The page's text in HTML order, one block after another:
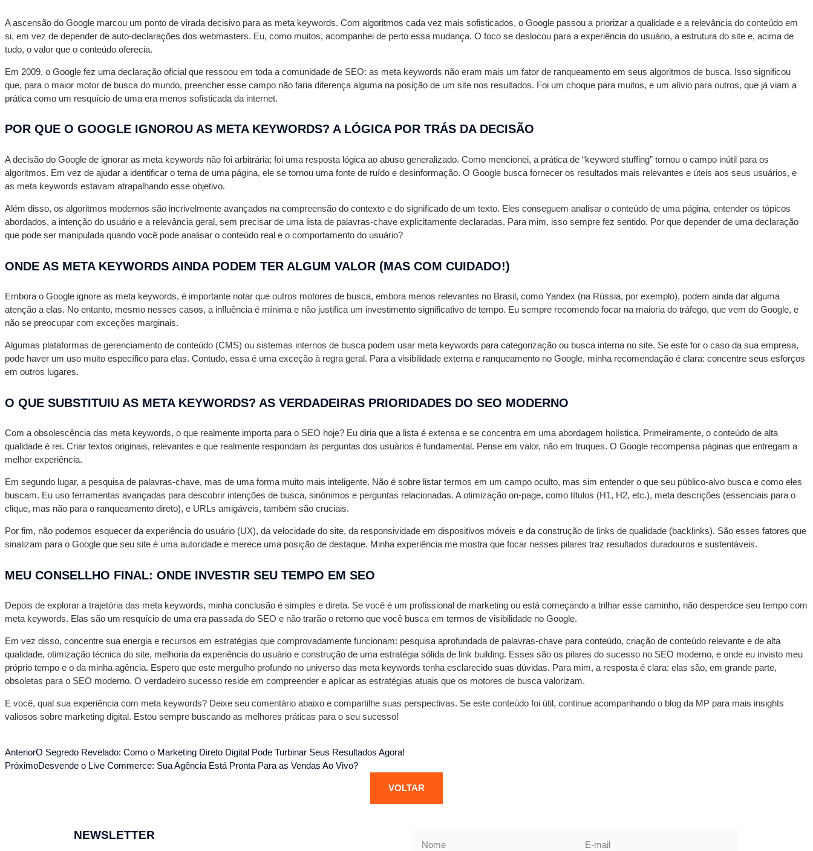
A ascensão do Google marcou um ponto de virada decisivo para as meta keywords. Com algoritmos cada vez mais sofisticados, o Google passou a priorizar a qualidade e a relevância do conteúdo em
si, em vez de depender de auto-declarações dos webmasters. Eu, como muitos, acompanhei de perto essa mudança. O foco se deslocou para a experiência do usuário, a estrutura do site e, acima de
tudo, o valor que o conteúdo oferecia.
Em 2009, o Google fez uma declaração oficial que ressoou em toda a comunidade de SEO: as meta keywords não eram mais um fator de ranqueamento em seus algoritmos de busca. Isso significou
que, para o maior motor de busca do mundo, preencher esse campo não faria diferença alguma na posição de um site nos resultados. Foi um choque para muitos, e um alívio para outros, que já viam a
prática como um resquício de uma era menos sofisticada da internet.
POR QUE O GOOGLE IGNOROU AS META KEYWORDS? A LÓGICA POR TRÁS DA DECISÃO
A decisão do Google de ignorar as meta keywords não foi arbitrária; foi uma resposta lógica ao abuso generalizado. Como mencionei, a prática de “keyword stuffing” tornou o campo inútil para os
algoritmos. Em vez de ajudar a identificar o tema de uma página, ele se tornou uma fonte de ruído e desinformação. O Google busca fornecer os resultados mais relevantes e úteis aos seus usuários, e
as meta keywords estavam atrapalhando esse objetivo.
Além disso, os algoritmos modernos são incrivelmente avançados na compreensão do contexto e do significado de um texto. Eles conseguem analisar o conteúdo de uma página, entender os tópicos
abordados, a intenção do usuário e a relevância geral, sem precisar de uma lista de palavras-chave explicitamente declaradas. Para mim, isso sempre fez sentido. Por que depender de uma declaração
que pode ser manipulada quando você pode analisar o conteúdo real e o comportamento do usuário?
ONDE AS META KEYWORDS AINDA PODEM TER ALGUM VALOR (MAS COM CUIDADO!)
Embora o Google ignore as meta keywords, é importante notar que outros motores de busca, embora menos relevantes no Brasil, como Yandex (na Rússia, por exemplo), podem ainda dar alguma
atenção a elas. No entanto, mesmo nesses casos, a influência é mínima e não justifica um investimento significativo de tempo. Eu sempre recomendo focar na maioria do tráfego, que vem do Google, e
não se preocupar com exceções marginais.
Algumas plataformas de gerenciamento de conteúdo (CMS) ou sistemas internos de busca podem usar meta keywords para categorização ou busca interna no site. Se este for o caso da sua empresa,
pode haver um uso muito específico para elas. Contudo, essa é uma exceção à regra geral. Para a visibilidade externa e ranqueamento no Google, minha recomendação é clara: concentre seus esforços
em outros lugares.
O QUE SUBSTITUIU AS META KEYWORDS? AS VERDADEIRAS PRIORIDADES DO SEO MODERNO
Com a obsolescência das meta keywords, o que realmente importa para o SEO hoje? Eu diria que a lista é extensa e se concentra em uma abordagem holística. Primeiramente, o conteúdo de alta
qualidade é rei. Criar textos originais, relevantes e que realmente respondam às perguntas dos usuários é fundamental. Pense em valor, não em truques. O Google recompensa páginas que entregam a
melhor experiência.
Em segundo lugar, a pesquisa de palavras-chave, mas de uma forma muito mais inteligente. Não é sobre listar termos em um campo oculto, mas sim entender o que seu público-alvo busca e como eles
buscam. Eu uso ferramentas avançadas para descobrir intenções de busca, sinônimos e perguntas relacionadas. A otimização on-page, como títulos (H1, H2, etc.), meta descrições (essenciais para o
clique, mas não para o ranqueamento direto), e URLs amigáveis, também são cruciais.
Por fim, não podemos esquecer da experiência do usuário (UX), da velocidade do site, da responsividade em dispositivos móveis e da construção de links de qualidade (backlinks). São esses fatores que
sinalizam para o Google que seu site é uma autoridade e merece uma posição de destaque. Minha experiência me mostra que focar nesses pilares traz resultados duradouros e sustentáveis.
MEU CONSELLHO FINAL: ONDE INVESTIR SEU TEMPO EM SEO
Depois de explorar a trajetória das meta keywords, minha conclusão é simples e direta. Se você é um profissional de marketing ou está começando a trilhar esse caminho, não desperdice seu tempo com
meta keywords. Elas são um resquício de uma era passada do SEO e não trarão o retorno que você busca em termos de visibilidade no Google.
Em vez disso, concentre sua energia e recursos em estratégias que comprovadamente funcionam: pesquisa aprofundada de palavras-chave para conteúdo, criação de conteúdo relevante e de alta
qualidade, otimização técnica do site, melhoria da experiência do usuário e construção de uma estratégia sólida de link building. Esses são os pilares do sucesso no SEO moderno, e onde eu invisto meu
próprio tempo e o da minha agência. Espero que este mergulho profundo no universo das meta keywords tenha esclarecido suas dúvidas. Para mim, a resposta é clara: elas são, em grande parte,
obsoletas para o SEO moderno. O verdadeiro sucesso reside em compreender e aplicar as estratégias atuais que os motores de busca valorizam.
E você, qual sua experiência com meta keywords? Deixe seu comentário abaixo e compartilhe suas perspectivas. Se este conteúdo foi útil, continue acompanhando o blog da MP para mais insights
valiosos sobre marketing digital. Estou sempre buscando as melhores práticas para o seu sucesso!
AnteriorO Segredo Revelado: Como o Marketing Direto Digital Pode Turbinar Seus Resultados Agora!
PróximoDesvende o Live Commerce: Sua Agência Está Pronta Para as Vendas Ao Vivo?
VOLTAR
NEWSLETTER